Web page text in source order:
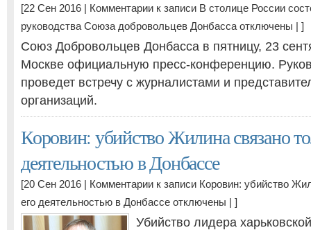
[22 Сен 2016 | Комментарии к записи В столице России
руководства Союза добровольцев Донбасса отключены | ]
Союз Добровольцев Донбасса в пятницу, 23
Москве официальную пресс-конференцию.
проведет встречу с журналистами и
организаций.
Коровин: убийство Жилина связано
деятельностью в Донбассе
[20 Сен 2016 | Комментарии к записи Коровин: убийство
его деятельностью в Донбассе отключены | ]
Убийство лидера